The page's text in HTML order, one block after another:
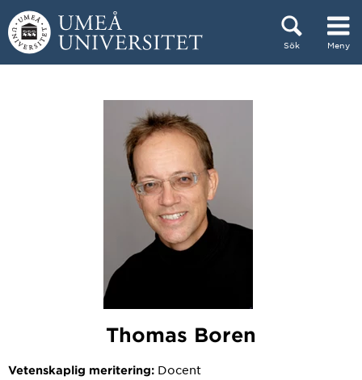
Hoppa direkt till innehållet
Sök Meny
Thomas Boren
Vetenskaplig meritering: Docent